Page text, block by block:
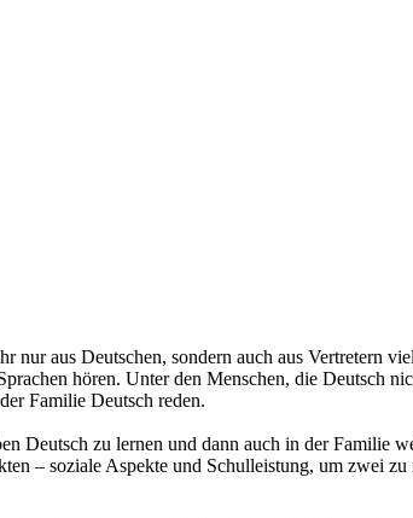
nur aus Deutschen, sondern auch aus
hören. Unter den Menschen, die Deutsch
Familie Deutsch reden.
Deutsch zu lernen und dann auch in der Familie
– soziale Aspekte und Schulleistung, um zwei